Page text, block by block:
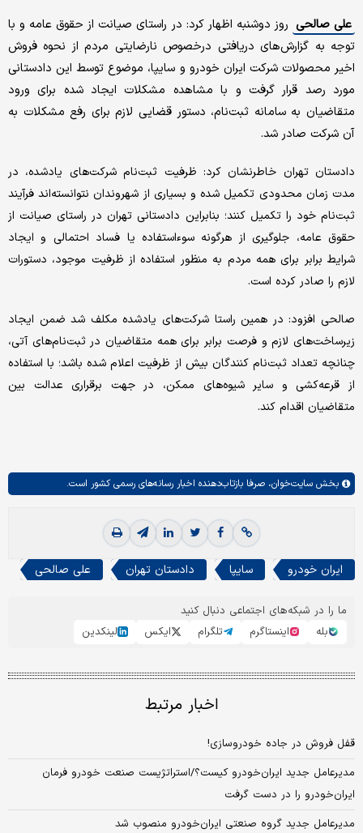
علی صالحی روز دوشنبه اظهار کرد: در راستای صیانت از حقوق عامه و با
توجه به گزارش‌های دریافتی درخصوص نارضایتی مردم از نحوه فروش
اخیر محصولات شرکت ایران خودرو و سایپا، موضوع توسط این دادستانی
مورد رصد قرار گرفت و با مشاهده مشکلات ایجاد شده برای ورود
متقاضیان به سامانه ثبت‌نام، دستور قضایی لازم برای رفع مشکلات به
آن شرکت صادر شد.
دادستان تهران خاطرنشان کرد: ظرفیت ثبت‌نام شرکت‌های یادشده، در
مدت زمان محدودی تکمیل شده و بسیاری از شهروندان نتوانسته‌اند فرآیند
ثبت‌نام خود را تکمیل کنند؛ بنابراین دادستانی تهران در راستای صیانت از
حقوق عامه، جلوگیری از هرگونه سوءاستفاده یا فساد احتمالی و ایجاد
شرایط برابر برای همه مردم به منظور استفاده از ظرفیت موجود، دستورات
لازم را صادر کرده است.
صالحی افزود: در همین راستا شرکت‌های یادشده مکلف شد ضمن ایجاد
زیرساخت‌های لازم و فرصت برابر برای همه متقاضیان در ثبت‌نام‌های آتی،
چنانچه تعداد ثبت‌نام کنندگان بیش از ظرفیت اعلام شده باشد؛ با استفاده
از قرعه‌کشی و سایر شیوه‌های ممکن، در جهت برقراری عدالت بین
متقاضیان اقدام کند.
بخش سایت‌خوان، صرفا بازتاب‌دهنده اخبار رسانه‌های رسمی کشور است.
ایران خودرو سایپا دادستان تهران علی صالحی
ما را در شبکه‌های اجتماعی دنبال کنید
بله
اینستاگرم تلگرام ایکس لینکدین
اخبار مرتبط
قفل فروش در جاده خودروسازی!
مدیرعامل جدید ایران‌خودرو کیست؟/استراتژیست صنعت خودرو فرمان
ایران‌خودرو را در دست گرفت
مدیرعامل جدید گروه صنعتی ایران‌خودرو منصوب شد